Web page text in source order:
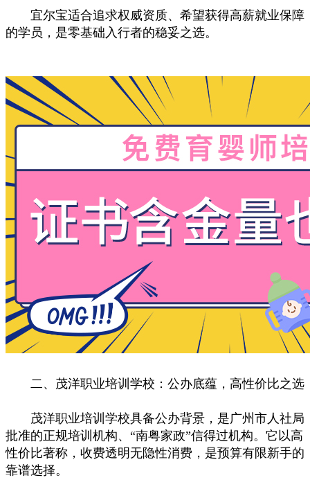
宜尔宝适合追求权威资质、希望获得高薪就业保障
的学员，是零基础入行者的稳妥之选。
二、茂洋职业培训学校：公办底蕴，高性价比之选
茂洋职业培训学校具备公办背景，是广州市人社局
批准的正规培训机构、“南粤家政”信得过机构。它以高
性价比著称，收费透明无隐性消费，是预算有限新手的
靠谱选择。